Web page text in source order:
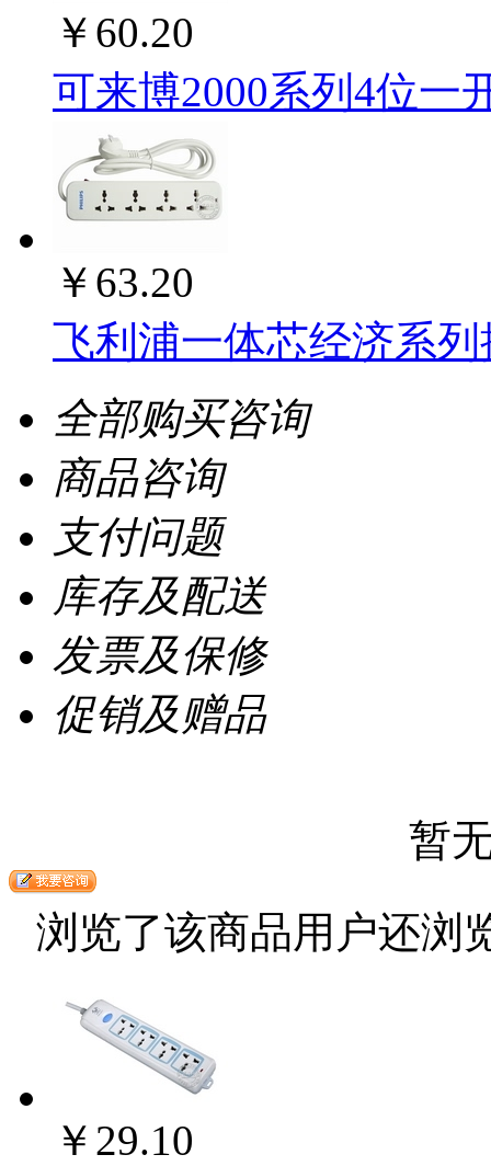
￥60.20
可来博2000系列4位一
￥63.20
飞利浦一体芯经济系
全部购买咨询
商品咨询
支付问题
库存及配送
发票及保修
促销及赠品
暂
浏览了该商品用户还浏
￥29.10